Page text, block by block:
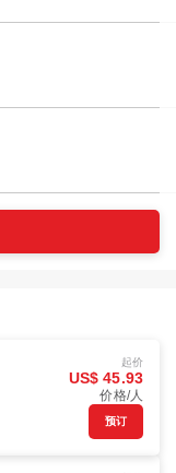
起价
US$ 45.93
价格/人
预订